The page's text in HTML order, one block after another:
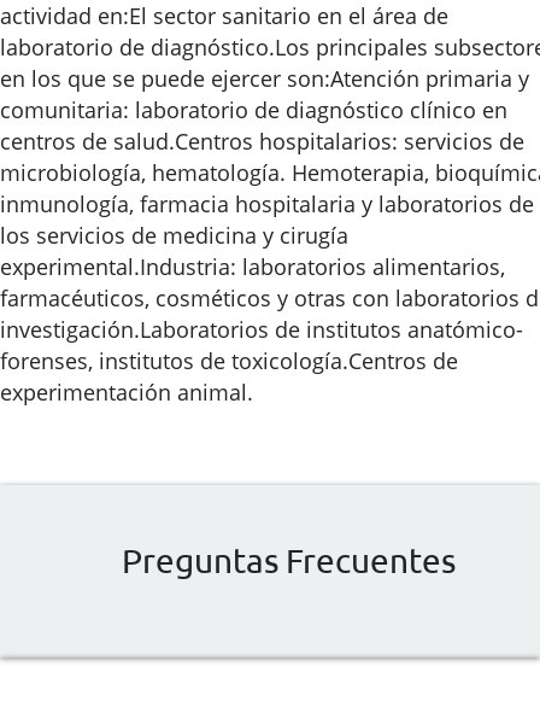
actividad en:El sector sanitario en el área de
laboratorio de diagnóstico.Los principales
en los que se puede ejercer son:Atención primaria y
comunitaria: laboratorio de diagnóstico clínico en
centros de salud.Centros hospitalarios: servicios de
microbiología, hematología. Hemoterapia,
inmunología, farmacia hospitalaria y laboratorios de
los servicios de medicina y cirugía
experimental.Industria: laboratorios alimentarios,
farmacéuticos, cosméticos y otras con laboratorios
investigación.Laboratorios de institutos anatómico-
forenses, institutos de toxicología.Centros de
experimentación animal.
Preguntas Frecuentes